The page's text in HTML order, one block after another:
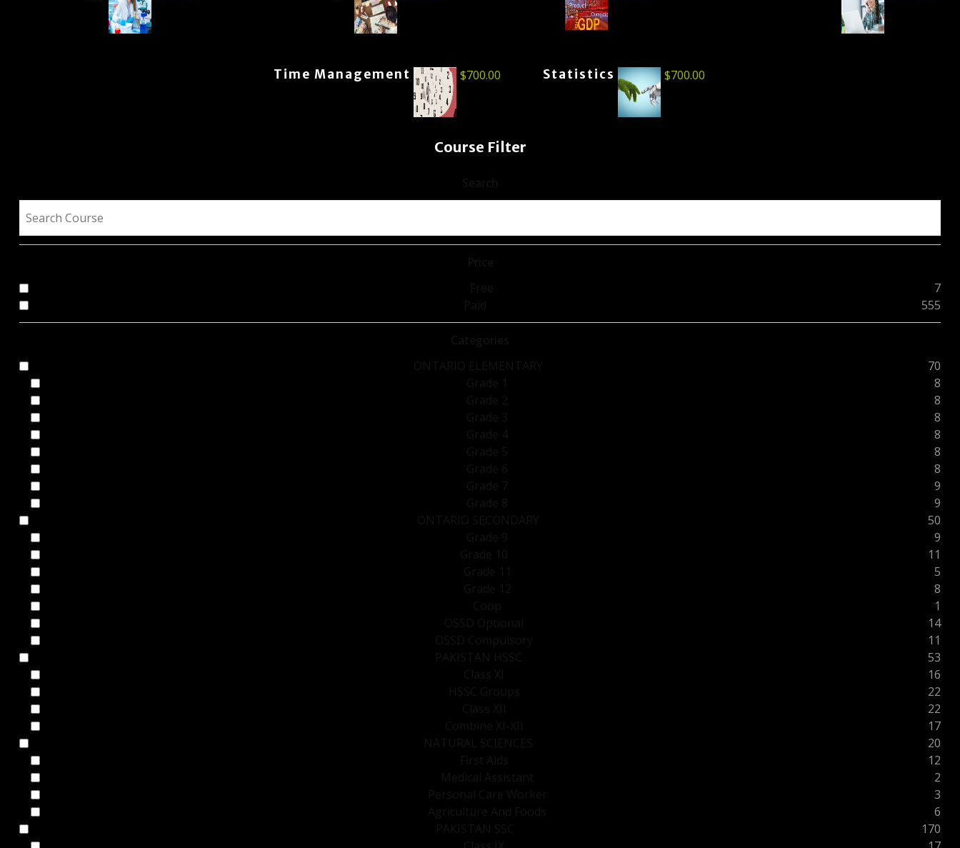
Time Management $700.00 Statistics $700.00
Course Filter
7
555
70
8
8
8
8
8
8
9
9
50
9
11
5
8
1
14
11
53
16
22
22
17
20
12
2
3
6
170